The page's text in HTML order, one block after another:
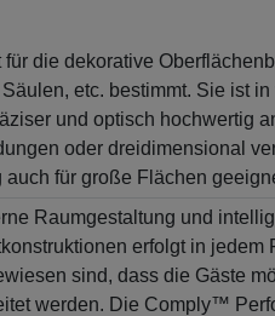
die dekorative
etc. bestimmt. Sie ist
und optisch hochwertig
oder dreidimensional
für große Flächen
Raumgestaltung und
erfolgt in
sind, dass die Gäste
werden. Die Comply™